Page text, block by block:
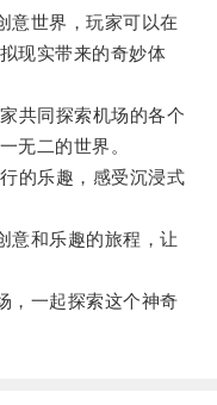
世界，玩家可以在
现实带来的奇妙体
共同探索机场的各个
无二的世界。
的乐趣，感受沉浸式
和乐趣的旅程，让
一起探索这个神奇